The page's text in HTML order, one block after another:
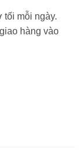
tối mỗi ngày.
hàng vào